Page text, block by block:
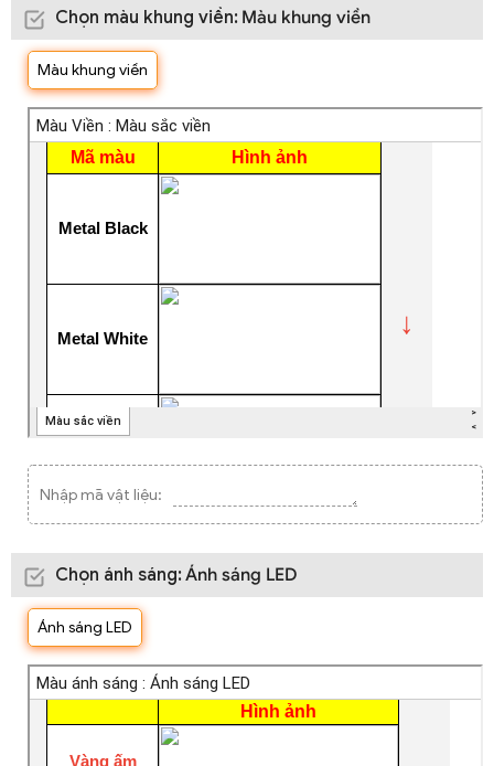
Chọn màu khung viền: Màu khung viền
Màu khung viền
Nhập mã vật liệu:
Chọn ánh sáng: Ánh sáng LED
Ánh sáng LED